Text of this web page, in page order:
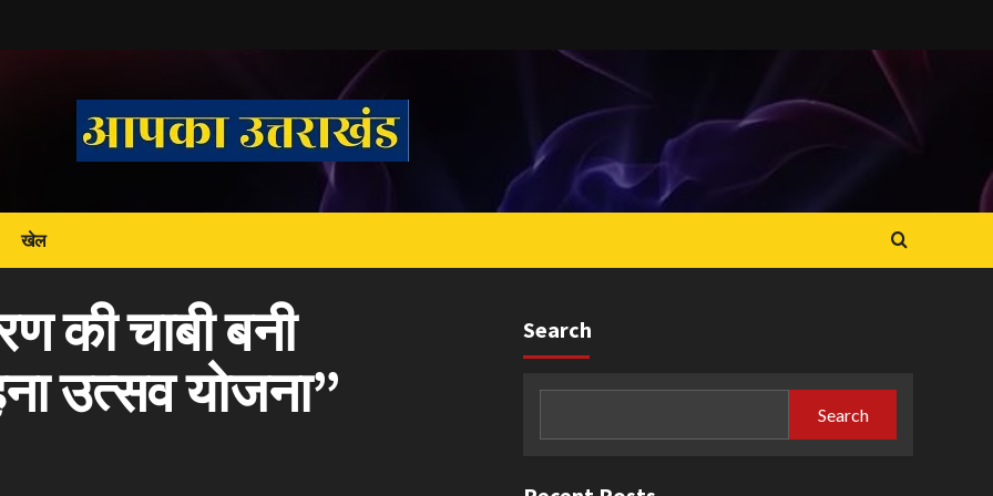
खेल
की चाबी बनी
उत्सव योजना”
Search
Search